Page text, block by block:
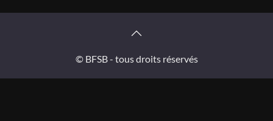
© BFSB - tous droits réservés